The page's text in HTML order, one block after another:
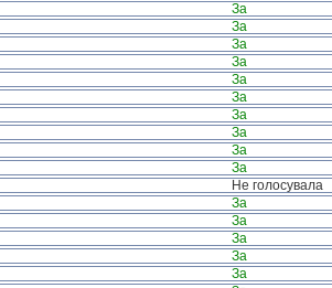
За
За
За
За
За
За
За
За
За
За
Не голосувала
За
За
За
За
За